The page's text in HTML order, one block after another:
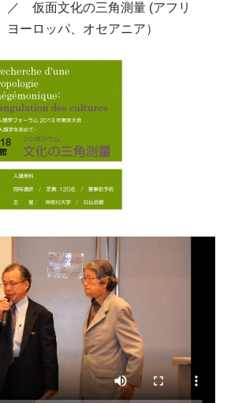
仮面文化の三角測量 (アフリ
ヨーロッパ、オセアニア）